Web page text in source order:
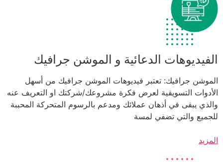
الفيديوهات الدعائية و الموشن جرافيك
الموشن جرافيك: تعتبر فيديوهات الموشن جرافيك من أسهل
الأدوات التسويقية لعرض فكرة مشروعك/شركتك او التعريف عنه
والذي يبقى في أذهان عملائك ومدعم بالرسوم المتحركة المحببة
للجميع والتي تضفي لمسة
المزيد